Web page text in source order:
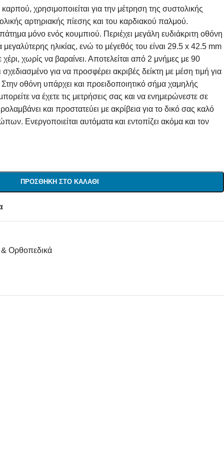
χρησιμοποιείται για την μέτρηση της συστολικής
αρτηριακής πίεσης και του καρδιακού παλμού.
μόνο ενός κουμπιού. Περιέχει μεγάλη ευδιάκριτη οθόνη
μεγαλύτερης ηλικίας, ενώ το μέγεθός του είναι 29.5 x 42.5 mm
χωρίς να βαραίνει. Αποτελείται από 2 μνήμες με 90
για να προσφέρει ακριβές δείκτη με μέση τιμή για
Στην οθόνη υπάρχει και προειδοποιητικό σήμα χαμηλής
να έχετε τις μετρήσεις σας και να ενημερώνεστε σε
και προστατεύει με ακρίβεια για το δικό σας καλό
Ενεργοποιείται αυτόματα και εντοπίζει ακόμα και τον
ΠΡΟΣΘΉΚΗ ΣΤΟ ΚΑΛΆΘΙ
& Ορθοπεδικά